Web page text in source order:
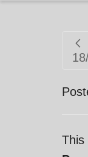
This